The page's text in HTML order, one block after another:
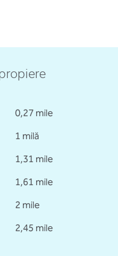
0,27 mile
1 milă
1,31 mile
1,61 mile
2 mile
2,45 mile